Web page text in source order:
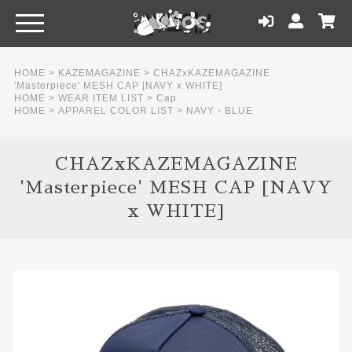
HOME > KAZEMAGAZINE > CHAZxKAZEMAGAZINE
'Masterpiece' MESH CAP [NAVY x WHITE]
HOME > WEAR ITEM LIST > Cap
HOME > APPAREL COLOR LIST > NAVY・BLUE
CHAZxKAZEMAGAZINE
'Masterpiece' MESH CAP [NAVY
x WHITE]